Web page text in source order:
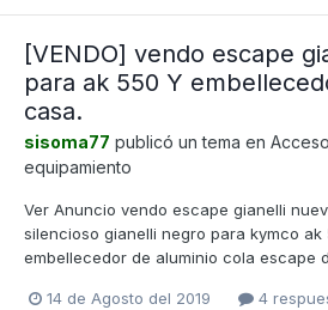
[VENDO] vendo escape
para ak 550 Y
casa.
sisoma77 publicó un tema en
equipamiento
Ver Anuncio vendo escape gianelli
silencioso gianelli negro para kymco
embellecedor de aluminio cola escape
14 de Agosto del 2019 4